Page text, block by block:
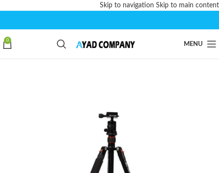
Skip to navigation Skip to main content
MENU
0